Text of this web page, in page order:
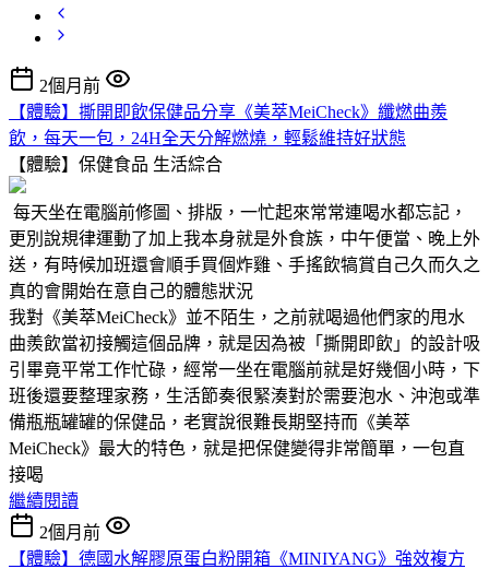
2個月前
【體驗】撕開即飲保健品分享《美萃MeiCheck》纖燃曲羨
飲，每天一包，24H全天分解燃燒，輕鬆維持好狀態
【體驗】保健食品 生活綜合
每天坐在電腦前修圖、排版，一忙起來常常連喝水都忘記，
更別說規律運動了加上我本身就是外食族，中午便當、晚上外
送，有時候加班還會順手買個炸雞、手搖飲犒賞自己久而久之
真的會開始在意自己的體態狀況
我對《美萃MeiCheck》並不陌生，之前就喝過他們家的甩水
曲羨飲當初接觸這個品牌，就是因為被「撕開即飲」的設計吸
引畢竟平常工作忙碌，經常一坐在電腦前就是好幾個小時，下
班後還要整理家務，生活節奏很緊湊對於需要泡水、沖泡或準
備瓶瓶罐罐的保健品，老實說很難長期堅持而《美萃
MeiCheck》最大的特色，就是把保健變得非常簡單，一包直
接喝
繼續閱讀
2個月前
【體驗】德國水解膠原蛋白粉開箱《MINIYANG》強效複方